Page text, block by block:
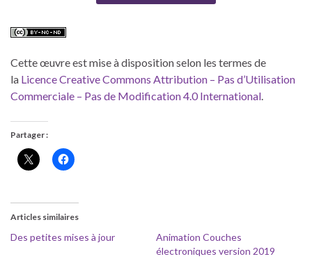
Cette œuvre est mise à disposition selon les termes de
la Licence Creative Commons Attribution – Pas d’Utilisation
Commerciale – Pas de Modification 4.0 International.
Partager :
Articles similaires
Des petites mises à jour
Animation Couches
électroniques version 2019